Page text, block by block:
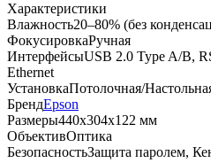
Характеристики
Влажность20–80% (без
ФокусировкаРучная
ИнтерфейсыUSB 2.0 Type A/B,
Ethernet
УстановкаПотолочная/
БрендEpson
Размеры440х304х122 мм
ОбъективОптика
БезопасностьЗащита паролем,